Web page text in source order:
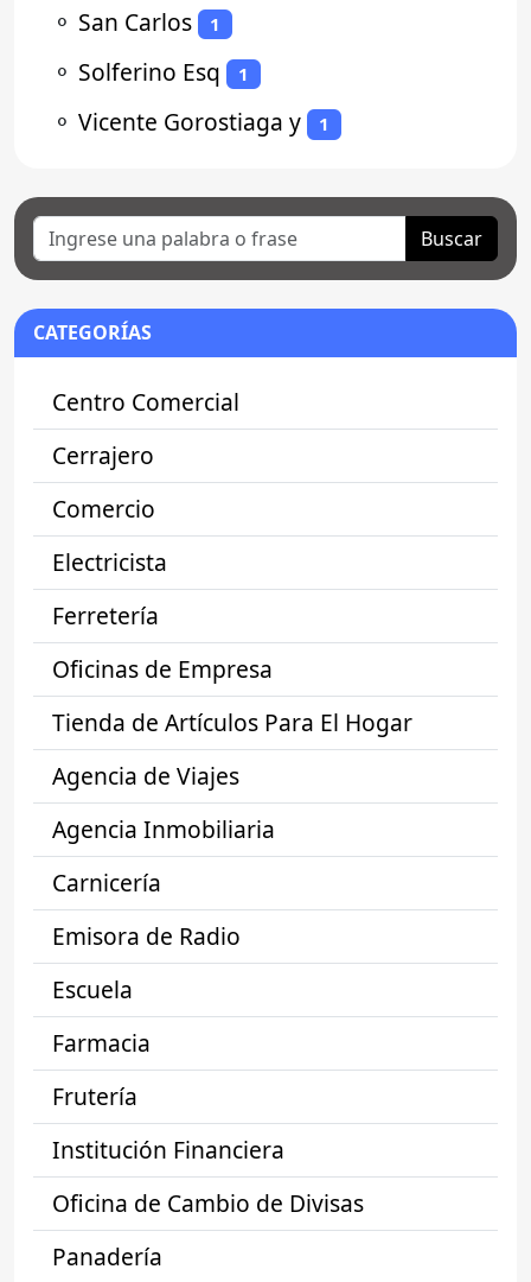
⚬ San Carlos 1
⚬ Solferino Esq 1
⚬ Vicente Gorostiaga y 1
Buscar
CATEGORÍAS
Centro Comercial
Cerrajero
Comercio
Electricista
Ferretería
Oficinas de Empresa
Tienda de Artículos Para El Hogar
Agencia de Viajes
Agencia Inmobiliaria
Carnicería
Emisora de Radio
Escuela
Farmacia
Frutería
Institución Financiera
Oficina de Cambio de Divisas
Panadería